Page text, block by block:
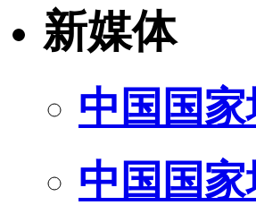
新媒体
中国国家
中国国